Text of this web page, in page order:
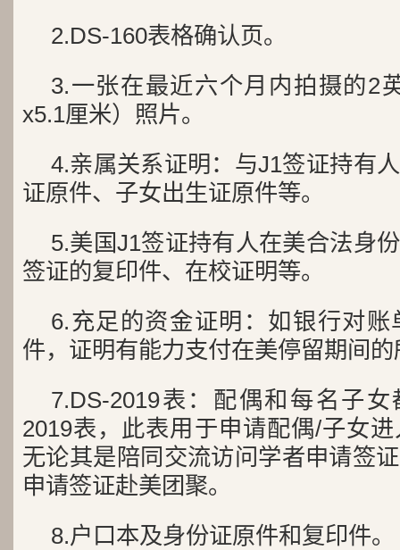
2.DS-160表格确认页。
3.一张在最近六个月内拍摄的2
x5.1厘米）照片。
4.亲属关系证明：与J1签证持有
证原件、子女出生证原件等。
5.美国J1签证持有人在美合法身
签证的复印件、在校证明等。
6.充足的资金证明：如银行对
件，证明有能力支付在美停留期间
7.DS-2019表：配偶和每名子
2019表，此表用于申请配偶/子女
无论其是陪同交流访问学者申请签
申请签证赴美团聚。
8.户口本及身份证原件和复印件。